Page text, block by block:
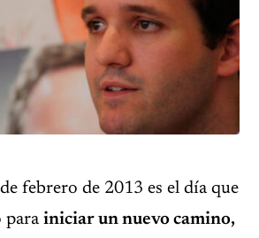
febrero de 2013 es el día que
para iniciar un nuevo camino,